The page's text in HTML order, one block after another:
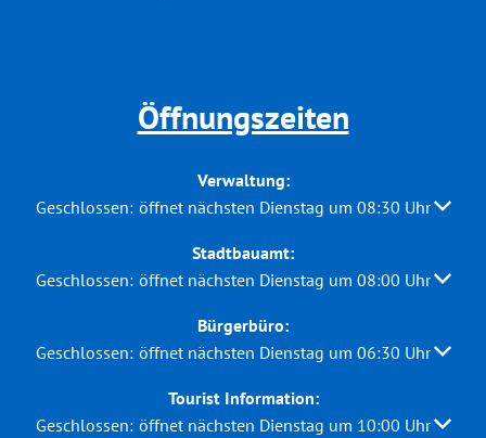
Öffnungszeiten
Verwaltung:
Klicken, um weitere Öffnungs- oder Schließzeiten
Geschlossen: öffnet nächsten Dienstag um 08:30 Uhr
Stadtbauamt:
Klicken, um weitere Öffnungs- oder Schließzeiten
Geschlossen: öffnet nächsten Dienstag um 08:00 Uhr
Bürgerbüro:
Klicken, um weitere Öffnungs- oder Schließzeiten
Geschlossen: öffnet nächsten Dienstag um 06:30 Uhr
Tourist Information:
Klicken, um weitere Öffnungs- oder Schließzeiten
Geschlossen: öffnet nächsten Dienstag um 10:00 Uhr